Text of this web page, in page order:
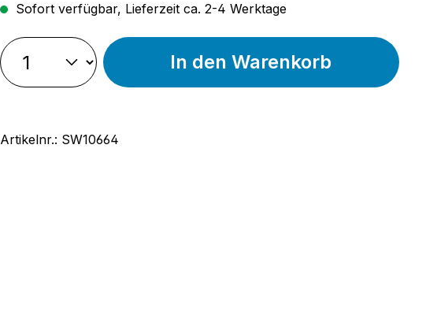
Sofort verfügbar, Lieferzeit ca. 2-4 Werktage
In den Warenkorb
Artikelnr.: SW10664